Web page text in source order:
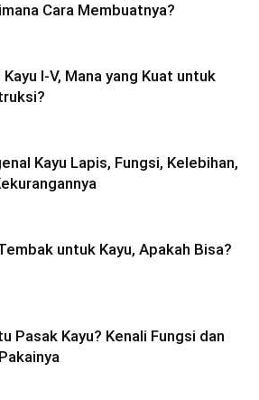
Cara Membuatnya?
Kayu I-V, Mana yang Kuat untuk
Kayu Lapis, Fungsi, Kelebihan,
untuk Kayu, Apakah Bisa?
Pasak Kayu? Kenali Fungsi dan